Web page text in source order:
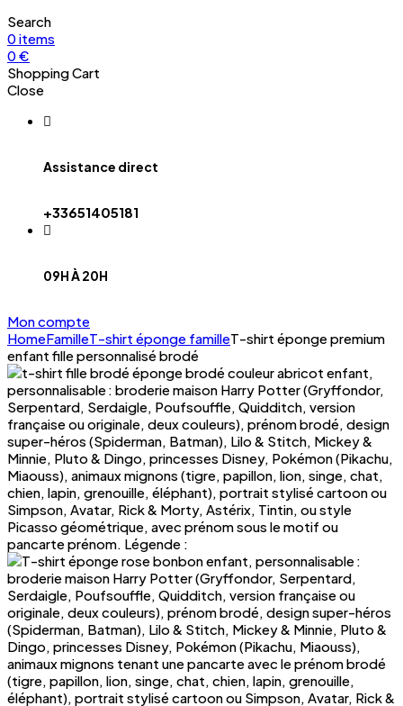
Search
0items
0€
Shopping Cart
Close
Assistance direct
+33651405181
09H À 20H
Mon compte
HomeFamilleT-shirt éponge familleT-shirt éponge premium
enfant fille personnalisé brodé